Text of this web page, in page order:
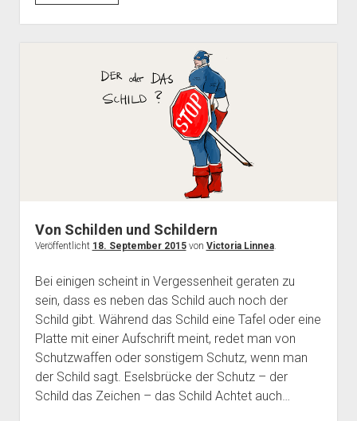
Repetitionen
und
Von Schilden und Schildern
Veröffentlicht 18. September 2015von Victoria Linnea.
Bei einigen scheint in Vergessenheit geraten zu
sein, dass es neben das Schild auch noch der
Schild gibt. Während das Schild eine Tafel oder eine
Platte mit einer Aufschrift meint, redet man von
Schutzwaffen oder sonstigem Schutz, wenn man
der Schild sagt. Eselsbrücke der Schutz – der
Schild das Zeichen – das Schild Achtet auch…